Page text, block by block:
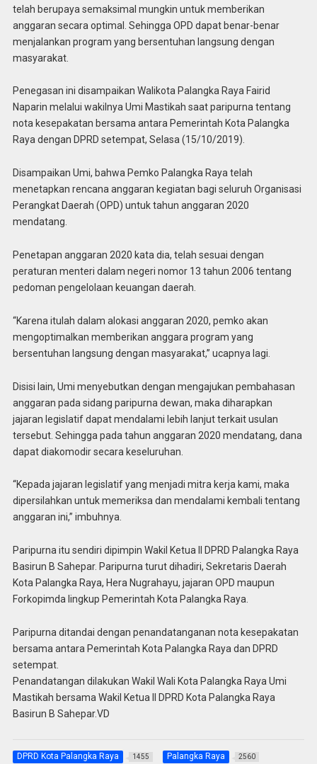
telah berupaya semaksimal mungkin untuk memberikan
anggaran secara optimal. Sehingga OPD dapat benar-benar
menjalankan program yang bersentuhan langsung dengan
masyarakat.
Penegasan ini disampaikan Walikota Palangka Raya Fairid
Naparin melalui wakilnya Umi Mastikah saat paripurna tentang
nota kesepakatan bersama antara Pemerintah Kota Palangka
Raya dengan DPRD setempat, Selasa (15/10/2019).
Disampaikan Umi, bahwa Pemko Palangka Raya telah
menetapkan rencana anggaran kegiatan bagi seluruh Organisasi
Perangkat Daerah (OPD) untuk tahun anggaran 2020
mendatang.
Penetapan anggaran 2020 kata dia, telah sesuai dengan
peraturan menteri dalam negeri nomor 13 tahun 2006 tentang
pedoman pengelolaan keuangan daerah.
“Karena itulah dalam alokasi anggaran 2020, pemko akan
mengoptimalkan memberikan anggara program yang
bersentuhan langsung dengan masyarakat,” ucapnya lagi.
Disisi lain, Umi menyebutkan dengan mengajukan pembahasan
anggaran pada sidang paripurna dewan, maka diharapkan
jajaran legislatif dapat mendalami lebih lanjut terkait usulan
tersebut. Sehingga pada tahun anggaran 2020 mendatang, dana
dapat diakomodir secara keseluruhan.
“Kepada jajaran legislatif yang menjadi mitra kerja kami, maka
dipersilahkan untuk memeriksa dan mendalami kembali tentang
anggaran ini,” imbuhnya.
Paripurna itu sendiri dipimpin Wakil Ketua II DPRD Palangka Raya
Basirun B Sahepar. Paripurna turut dihadiri, Sekretaris Daerah
Kota Palangka Raya, Hera Nugrahayu, jajaran OPD maupun
Forkopimda lingkup Pemerintah Kota Palangka Raya.
Paripurna ditandai dengan penandatanganan nota kesepakatan
bersama antara Pemerintah Kota Palangka Raya dan DPRD
setempat.
Penandatangan dilakukan Wakil Wali Kota Palangka Raya Umi
Mastikah bersama Wakil Ketua II DPRD Kota Palangka Raya
Basirun B Sahepar.VD
DPRD Kota Palangka Raya 1455 Palangka Raya 2560